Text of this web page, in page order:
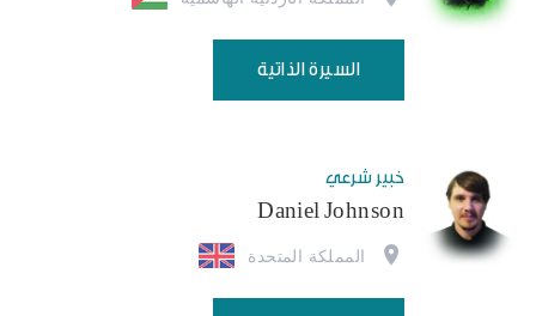
السيرة الذاتية
خبير شرعي
Daniel Johnson
المملكة المتحدة